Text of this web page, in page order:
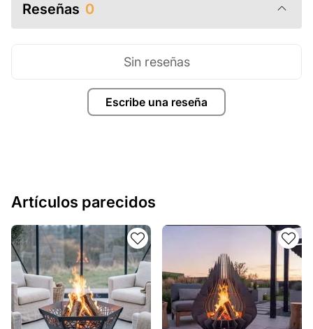
Reseñas 0
Escribe una reseña
Sin reseñas
Artículos parecidos